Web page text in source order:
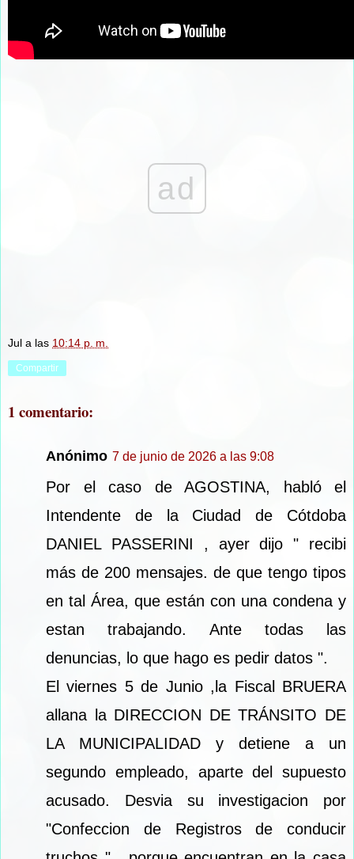
ad
Jul a las 10:14 p. m.
Compartir
1 comentario:
Anónimo 7 de junio de 2026 a las 9:08
Por el caso de AGOSTINA, habló el
Intendente de la Ciudad de Cótdoba
DANIEL PASSERINI , ayer dijo " recibi
más de 200 mensajes. de que tengo tipos
en tal Área, que están con una condena y
estan trabajando. Ante todas las
denuncias, lo que hago es pedir datos ".
El viernes 5 de Junio ,la Fiscal BRUERA
allana la DIRECCION DE TRÁNSITO DE
LA MUNICIPALIDAD y detiene a un
segundo empleado, aparte del supuesto
acusado. Desvia su investigacion por
"Confeccion de Registros de conducir